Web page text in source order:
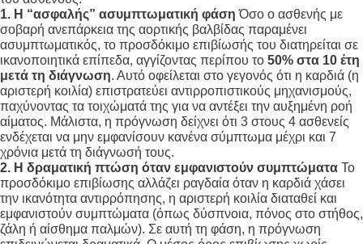
1. Η “ασφαλής” ασυμπτωματική φάση Όσο ο ασθενής με
σοβαρή ανεπάρκεια της αορτικής βαλβίδας παραμένει
ασυμπτωματικός, το προσδόκιμο επιβίωσής του διατηρείται σε
ικανοποιητικά επίπεδα, αγγίζοντας περίπου το 50% στα 10 έτη
μετά τη διάγνωση. Αυτό οφείλεται στο γεγονός ότι η καρδιά (η
αριστερή κοιλία) επιστρατεύει αντιρροπιστικούς μηχανισμούς,
παχύνοντας τα τοιχώματά της για να αντέξει την αυξημένη ροή
αίματος. Μάλιστα, η πρόγνωση δείχνει ότι 3 στους 4 ασθενείς
ενδέχεται να μην εμφανίσουν κανένα σύμπτωμα μέχρι και 7
χρόνια μετά τη διάγνωσή τους.
2. Η δραματική πτώση όταν εμφανιστούν συμπτώματα Το
προσδόκιμο επιβίωσης αλλάζει ραγδαία όταν η καρδιά χάσει
την ικανότητα αντιρρόπησης, η αριστερή κοιλία διαταθεί και
εμφανιστούν συμπτώματα (όπως δύσπνοια, πόνος στο στήθος,
ζάλη ή αίσθημα παλμών). Σε αυτή τη φάση, η πρόγνωση